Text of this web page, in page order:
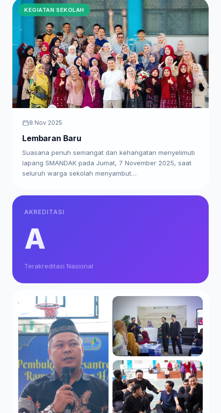
KEGIATAN SEKOLAH
8 Nov 2025
Lembaran Baru
Suasana penuh semangat dan kehangatan menyelimuti
lapang SMANDAK pada Jumat, 7 November 2025, saat
seluruh warga sekolah menyambut…
AKREDITASI
A
Terakreditasi Nasional